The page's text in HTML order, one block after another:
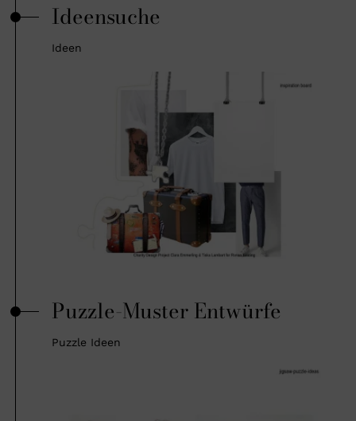
Ideensuche
Ideen
Puzzle-Muster Entwürfe
Puzzle Ideen